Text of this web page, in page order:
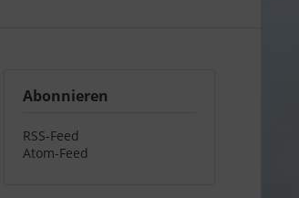
Abonnieren
RSS-Feed
Atom-Feed